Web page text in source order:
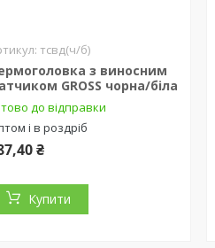
тсвд(ч/б)
з виносним
GROSS чорна/біла
до відправки
і в роздріб
₴
Купити